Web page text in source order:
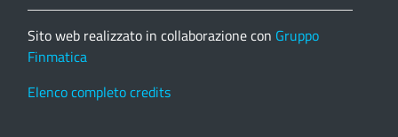
Sito web realizzato in collaborazione con Gruppo
Finmatica
Elenco completo credits